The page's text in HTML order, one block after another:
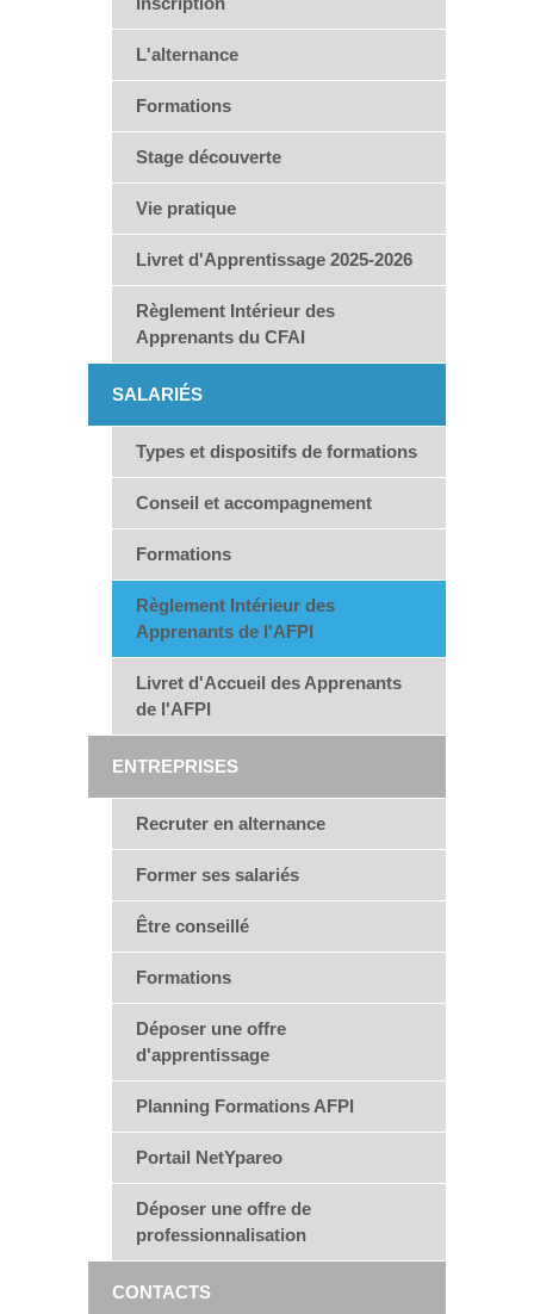
L'alternance
Formations
Stage découverte
Vie pratique
Livret d'Apprentissage 2025-2026
Règlement Intérieur des
Apprenants du CFAI
SALARIÉS
Types et dispositifs de formations
Conseil et accompagnement
Formations
Règlement Intérieur des
Apprenants de l'AFPI
Livret d'Accueil des Apprenants
de l'AFPI
ENTREPRISES
Recruter en alternance
Former ses salariés
Être conseillé
Formations
Déposer une offre
d'apprentissage
Planning Formations AFPI
Portail NetYpareo
Déposer une offre de
professionnalisation
CONTACTS